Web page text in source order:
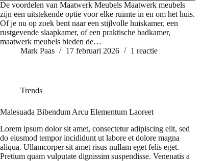
De voordelen van Maatwerk Meubels Maatwerk meubels
zijn een uitstekende optie voor elke ruimte in en om het huis.
Of je nu op zoek bent naar een stijlvolle huiskamer, een
rustgevende slaapkamer, of een praktische badkamer,
maatwerk meubels bieden de…
Mark Paas
17 februari 2026 1 reactie
Trends
Malesuada Bibendum Arcu Elementum Laoreet
Lorem ipsum dolor sit amet, consectetur adipiscing elit, sed
do eiusmod tempor incididunt ut labore et dolore magna
aliqua. Ullamcorper sit amet risus nullam eget felis eget.
Pretium quam vulputate dignissim suspendisse. Venenatis a